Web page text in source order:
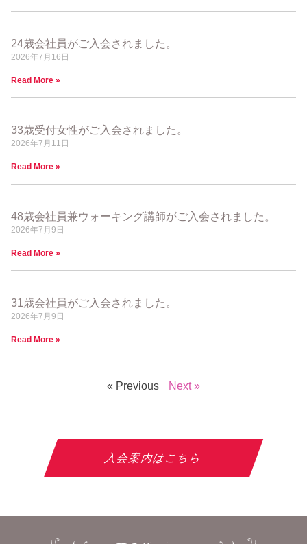
24歳会社員がご入会されました。
2026年7月16日
Read More »
33歳受付女性がご入会されました。
2026年7月11日
Read More »
48歳会社員兼ウォーキング講師がご入会されました。
2026年7月9日
Read More »
31歳会社員がご入会されました。
2026年7月9日
Read More »
« Previous Next »
入会案内はこちら